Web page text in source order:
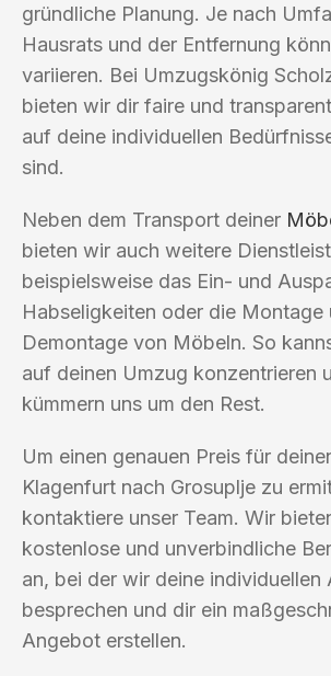
gründliche Planung. Je nach
Hausrats und der Entfernung
variieren. Bei Umzugskönig
bieten wir dir faire und
auf deine individuellen
sind.
Neben dem Transport deiner
bieten wir auch weitere
beispielsweise das Ein- und
Habseligkeiten oder die Montage
Demontage von Möbeln. So
auf deinen Umzug konzentrieren
kümmern uns um den Rest.
Um einen genauen Preis für
Klagenfurt nach Grosuplje zu
kontaktiere unser Team. Wir
kostenlose und unverbindliche
an, bei der wir deine individuellen
besprechen und dir ein
Angebot erstellen.